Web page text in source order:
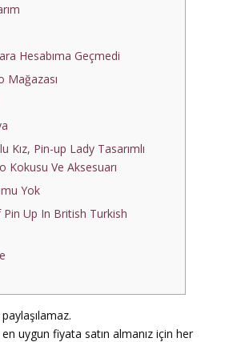
Hesabıma Geçmedi
Mağazası
Kız, Pin-up Lady Tasarımlı
Kokusu Ve Aksesuarı
Yok
Up In British Turkish
en uygun fiyata satın almanız için her